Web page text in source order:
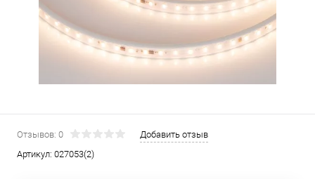
Отзывов: 0
Добавить отзыв
Артикул: 027053(2)